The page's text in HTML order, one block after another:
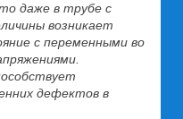
даже в трубе с
возникает
с переменными во
дефектов в